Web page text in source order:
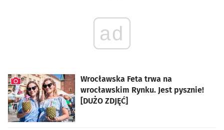
ad
Wrocławska Feta trwa na
wrocławskim Rynku. Jest pysznie!
[DUŻO ZDJĘĆ]